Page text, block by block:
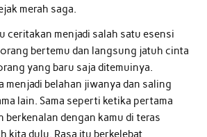
merah saga.
ceritakan menjadi salah satu esensi
bertemu dan langsung jatuh cinta
yang baru saja ditemuinya.
menjadi belahan jiwanya dan saling
lain. Sama seperti ketika pertama
berkenalan dengan kamu di teras
kita dulu. Rasa itu berkelebat